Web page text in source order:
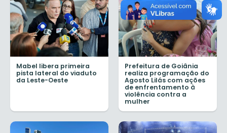
Mabel libera primeira
pista lateral do viaduto
da Leste-Oeste
Prefeitura de Goiânia
realiza programação do
Agosto Lilás com ações
de enfrentamento à
violência contra a
mulher